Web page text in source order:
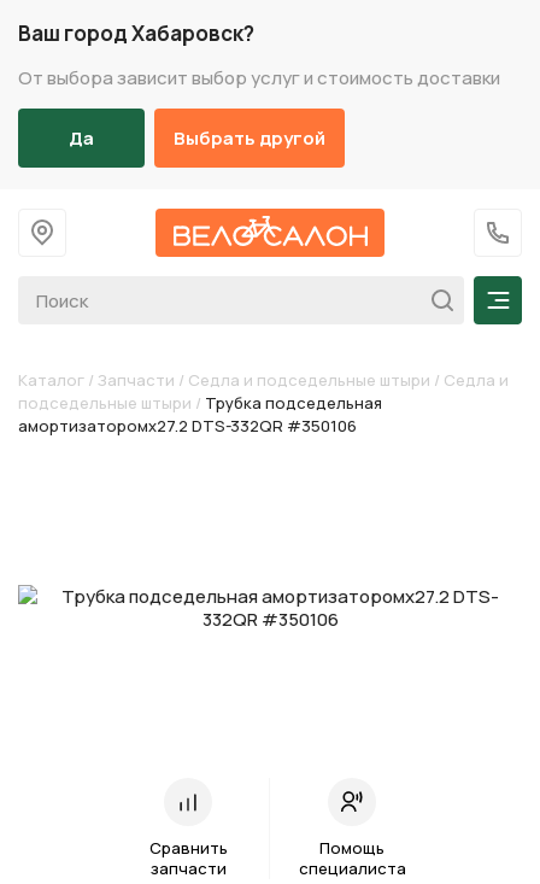
Ваш город Хабаровск?
От выбора зависит выбор услуг и стоимость доставки
Да Выбрать другой
На главную
+7
Каталог / Запчасти / Седла и подседельные штыри / Седла и
подседельные штыри / Трубка подседельная
амортизаторомх27.2 DTS-332QR #350106
Сравнить
запчасти
Помощь
специалиста